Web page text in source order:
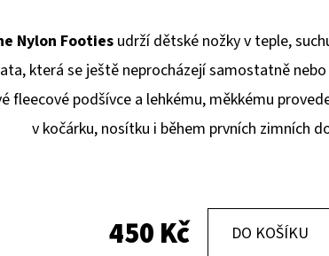
Nylon Footiesudrží dětské nožky v teple,
která se ještě neprocházejí samostatně
podšívce a lehkému, měkkému
v kočárku, nosítku i během prvních zimních
450 Kč DO KOŠÍKU
KOŽENÉ CAPÁČKY S KOŽENOU PODRÁŽKOU